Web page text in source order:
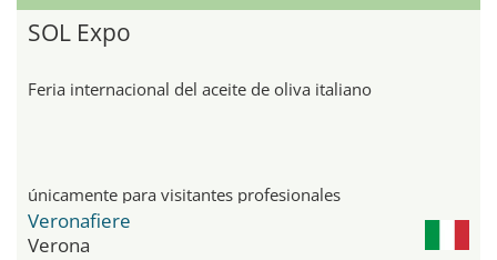
SOL Expo
Feria internacional del aceite de oliva italiano
únicamente para visitantes profesionales
Veronafiere
Verona